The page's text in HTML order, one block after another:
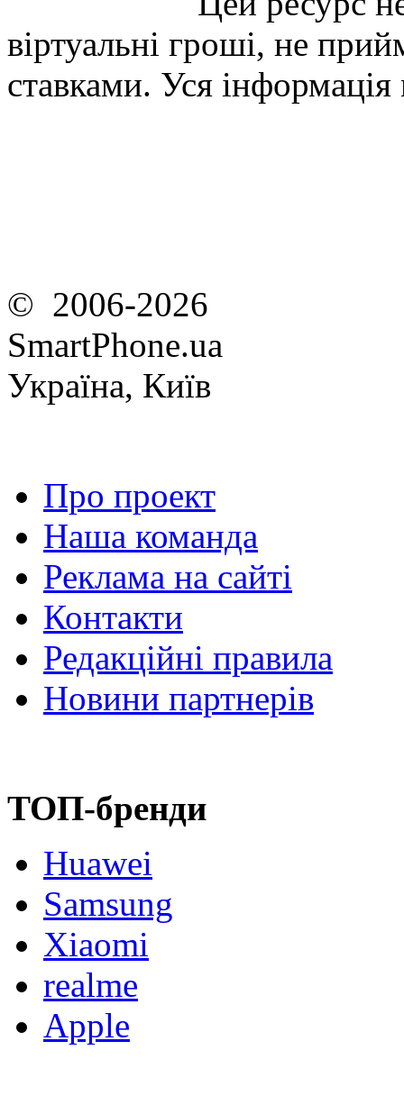
віртуальні гроші, не
ставками. Уся
© 2006-2026
SmartPhone.ua
Україна, Київ
Про проект
Наша команда
Реклама на сайті
Контакти
Редакційні правила
Новини партнерів
ТОП-бренди
Huawei
Samsung
Xiaomi
realme
Apple